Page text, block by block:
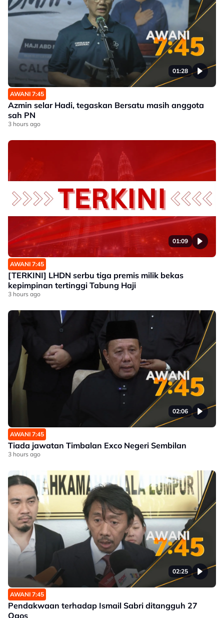
01:28
AWANI 7:45
Azmin selar Hadi, tegaskan Bersatu masih anggota
sah PN
3 hours ago
01:09
AWANI 7:45
[TERKINI] LHDN serbu tiga premis milik bekas
kepimpinan tertinggi Tabung Haji
3 hours ago
02:06
AWANI 7:45
Tiada jawatan Timbalan Exco Negeri Sembilan
3 hours ago
02:25
AWANI 7:45
Pendakwaan terhadap Ismail Sabri ditangguh 27
Ogos